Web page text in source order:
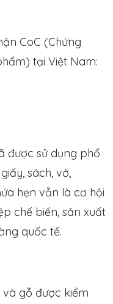
CoC (Chứng
tại Việt Nam:
được sử dụng phổ
sách, vở,
hẹn vẫn là cơ hội
chế biến, sản xuất
quốc tế.
và gỗ được kiểm